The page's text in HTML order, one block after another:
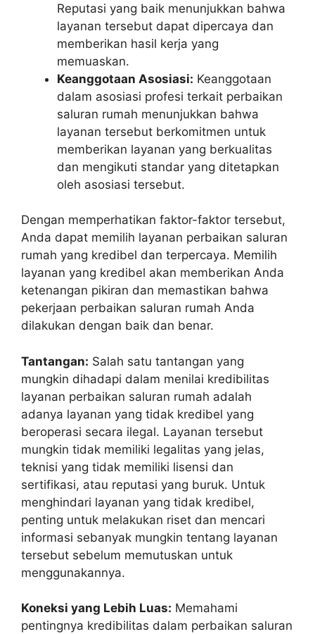
Reputasi yang baik menunjukkan bahwa
layanan tersebut dapat dipercaya dan
memberikan hasil kerja yang
memuaskan.
Keanggotaan Asosiasi: Keanggotaan
dalam asosiasi profesi terkait perbaikan
saluran rumah menunjukkan bahwa
layanan tersebut berkomitmen untuk
memberikan layanan yang berkualitas
dan mengikuti standar yang ditetapkan
oleh asosiasi tersebut.
Dengan memperhatikan faktor-faktor tersebut,
Anda dapat memilih layanan perbaikan saluran
rumah yang kredibel dan terpercaya. Memilih
layanan yang kredibel akan memberikan Anda
ketenangan pikiran dan memastikan bahwa
pekerjaan perbaikan saluran rumah Anda
dilakukan dengan baik dan benar.
Tantangan: Salah satu tantangan yang
mungkin dihadapi dalam menilai kredibilitas
layanan perbaikan saluran rumah adalah
adanya layanan yang tidak kredibel yang
beroperasi secara ilegal. Layanan tersebut
mungkin tidak memiliki legalitas yang jelas,
teknisi yang tidak memiliki lisensi dan
sertifikasi, atau reputasi yang buruk. Untuk
menghindari layanan yang tidak kredibel,
penting untuk melakukan riset dan mencari
informasi sebanyak mungkin tentang layanan
tersebut sebelum memutuskan untuk
menggunakannya.
Koneksi yang Lebih Luas: Memahami
pentingnya kredibilitas dalam perbaikan saluran